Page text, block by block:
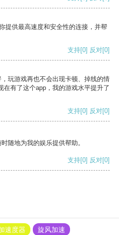
提供最高速度和安全性的连接，并帮
支持[0] 反对[0]
玩游戏再也不会出现卡顿、掉线的情
有了这个app，我的游戏水平提升了
支持[0] 反对[0]
随地为我的娱乐提供帮助。
支持[0] 反对[0]
速度器
旋风加速